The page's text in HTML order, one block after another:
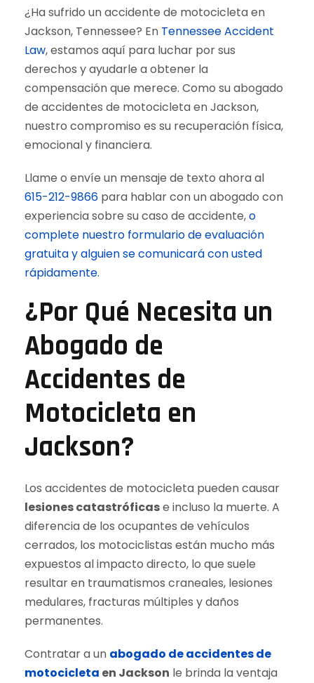
¿Ha sufrido un accidente de motocicleta en
Jackson, Tennessee? En Tennessee Accident
Law, estamos aquí para luchar por sus
derechos y ayudarle a obtener la
compensación que merece. Como su abogado
de accidentes de motocicleta en Jackson,
nuestro compromiso es su recuperación física,
emocional y financiera.
Llame o envíe un mensaje de texto ahora al
615-212-9866 para hablar con un abogado con
experiencia sobre su caso de accidente,o
complete nuestro formulario de evaluación
gratuita y alguien se comunicará con usted
rápidamente.
¿Por Qué Necesita un
Abogado de
Accidentes de
Motocicleta en
Jackson?
Los accidentes de motocicleta pueden causar
lesiones catastróficase incluso la muerte. A
diferencia de los ocupantes de vehículos
cerrados, los motociclistas están mucho más
expuestos al impacto directo, lo que suele
resultar en traumatismos craneales, lesiones
medulares, fracturas múltiples y daños
permanentes.
Contratar a un abogado de accidentes de
motocicleta en Jackson le brinda la ventaja